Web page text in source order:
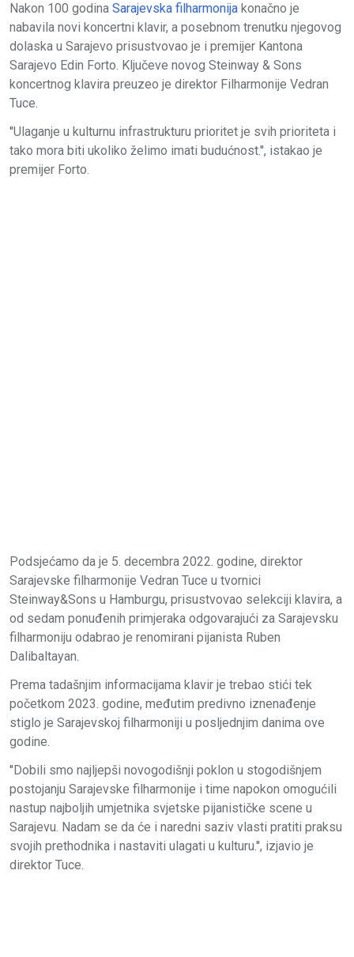
Nakon 100 godina Sarajevska filharmonija konačno je
nabavila novi koncertni klavir, a posebnom trenutku njegovog
dolaska u Sarajevo prisustvovao je i premijer Kantona
Sarajevo Edin Forto. Ključeve novog Steinway & Sons
koncertnog klavira preuzeo je direktor Filharmonije Vedran
Tuce.
''Ulaganje u kulturnu infrastrukturu prioritet je svih prioriteta i
tako mora biti ukoliko želimo imati budućnost.'', istakao je
premijer Forto.
Podsjećamo da je 5. decembra 2022. godine, direktor
Sarajevske filharmonije Vedran Tuce u tvornici
Steinway&Sons u Hamburgu, prisustvovao selekciji klavira, a
od sedam ponuđenih primjeraka odgovarajući za Sarajevsku
filharmoniju odabrao je renomirani pijanista Ruben
Dalibaltayan.
Prema tadašnjim informacijama klavir je trebao stići tek
početkom 2023. godine, međutim predivno iznenađenje
stiglo je Sarajevskoj filharmoniji u posljednjim danima ove
godine.
''Dobili smo najljepši novogodišnji poklon u stogodišnjem
postojanju Sarajevske filharmonije i time napokon omogućili
nastup najboljih umjetnika svjetske pijanističke scene u
Sarajevu. Nadam se da će i naredni saziv vlasti pratiti praksu
svojih prethodnika i nastaviti ulagati u kulturu.'', izjavio je
direktor Tuce.